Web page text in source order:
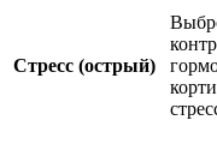
Стресс (острый)